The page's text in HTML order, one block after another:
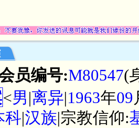
员编号:M80547(
<男|离异|1963年09
科|汉族|宗教信仰: